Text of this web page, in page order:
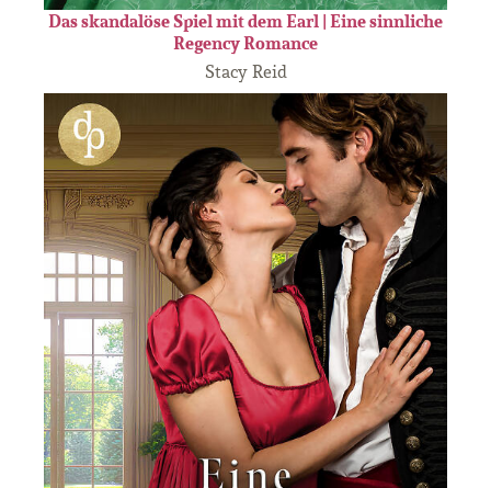
Das skandalöse Spiel mit dem Earl | Eine sinnliche
Regency Romance
Stacy Reid